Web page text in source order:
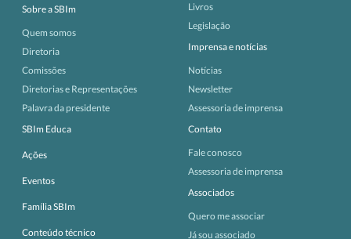
Sobre a SBIm
Quem somos
Diretoria
Comissões
Diretorias e Representações
Palavra da presidente
SBIm Educa
Ações
Eventos
Família SBIm
Conteúdo técnico
Livros
Legislação
Imprensa e notícias
Notícias
Newsletter
Assessoria de imprensa
Contato
Fale conosco
Assessoria de imprensa
Associados
Quero me associar
Já sou associado